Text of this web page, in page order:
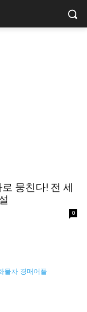
뭉친다! 전 세
0